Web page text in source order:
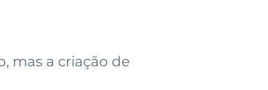
mas a criação de